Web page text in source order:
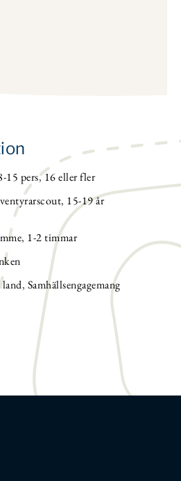
15 pers,16 eller fler
, 15-19 år
, 1-2 timmar
, Samhällsengagemang